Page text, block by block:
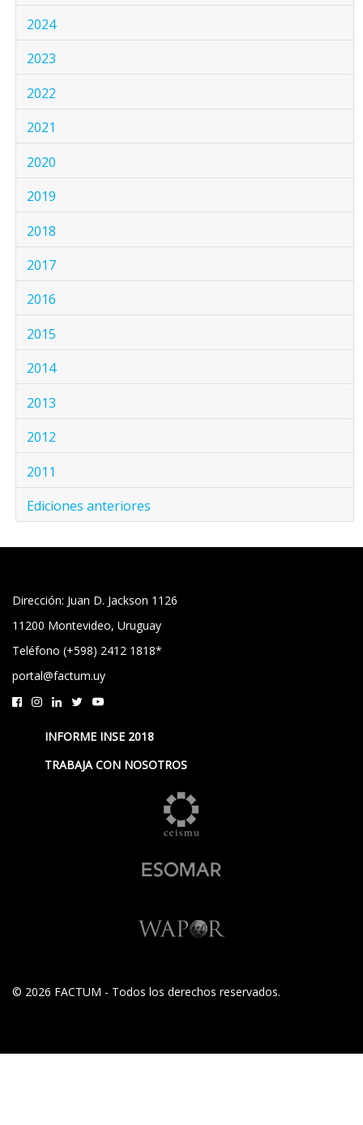
2024
2023
2022
2021
2020
2019
2018
2017
2016
2015
2014
2013
2012
2011
Ediciones anteriores
Dirección: Juan D. Jackson 1126
11200 Montevideo, Uruguay
Teléfono (+598) 2412 1818*
portal@factum.uy
INFORME INSE 2018
TRABAJA CON NOSOTROS
© 2026 FACTUM - Todos los derechos reservados.